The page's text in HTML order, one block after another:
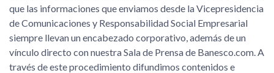
que las informaciones que enviamos desde la Vicepresidencia
de Comunicaciones y Responsabilidad Social Empresarial
siempre llevan un encabezado corporativo, además de un
vínculo directo con nuestra Sala de Prensa de Banesco.com. A
través de este procedimiento difundimos contenidos e